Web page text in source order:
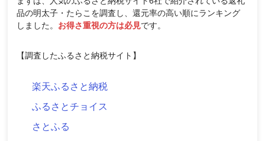
品の明太子・たらこを調査し、還元率の高い順にランキング
しました。 お得さ重視の方は必見です。
【調査したふるさと納税サイト】
楽天ふるさと納税
ふるさとチョイス
さとふる